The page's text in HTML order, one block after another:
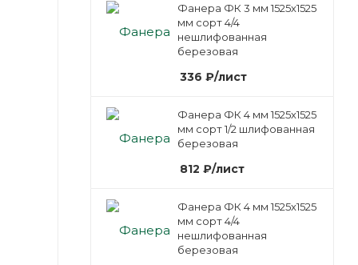
Фанера ФК 3 мм 1525х1525
мм сорт 4/4
нешлифованная
березовая
336 ₽/лист
Фанера ФК 4 мм 1525х1525
мм сорт 1/2 шлифованная
березовая
812 ₽/лист
Фанера ФК 4 мм 1525х1525
мм сорт 4/4
нешлифованная
березовая